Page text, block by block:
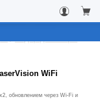
WiFi
обновлением через Wi-Fi и